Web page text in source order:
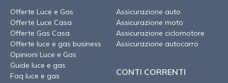
Offerte Luce e Gas
Offerte Luce Casa
Offerte Gas Casa
Offerte luce e gas business
Opinioni Luce e Gas
Guide luce e gas
Faq luce e gas
Assicurazione auto
Assicurazione moto
Assicurazione ciclomotore
Assicurazione autocarro
CONTI CORRENTI